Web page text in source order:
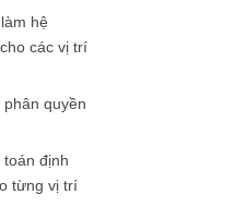
hệ
các vị trí
quyền
định
từng vị trí